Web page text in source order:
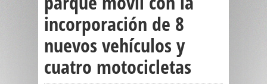
incorporación de 8
nuevos vehículos y
cuatro motocicletas